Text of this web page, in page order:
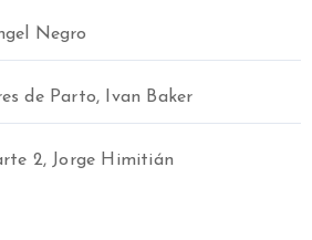
Negro
de Parto, Ivan Baker
2, Jorge Himitián